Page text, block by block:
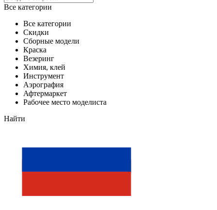
Все категории
Все категории
Скидки
Сборные модели
Краска
Везеринг
Химия, клей
Инструмент
Аэрография
Афтермаркет
Рабочее место моделиста
Найти